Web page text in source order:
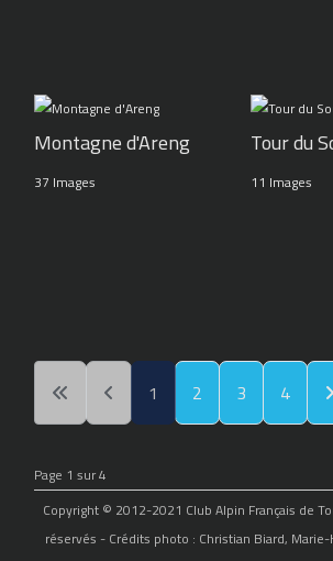
Montagne d'Areng
37 Images
Tour du
11 Images
1 2 3 4
Page 1 sur 4
Copyright © 2012-2021 Club Alpin Français de
réservés - Crédits photo : Christian Biard,